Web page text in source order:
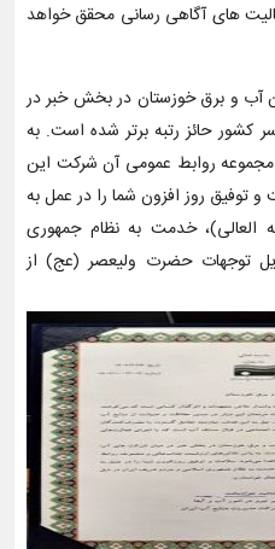
های آگاهی رسانی محقق خواهد
آب و برق خوزستان در بخش خبر در
حائز رتبه برتر شده است. به
مجموعه روابط عمومی آن شرکت این
توفیق روز افزون شما را در عمل به
العالی)، خدمت به نظام جمهوری
توجهات حضرت ولیعصر (عج) از